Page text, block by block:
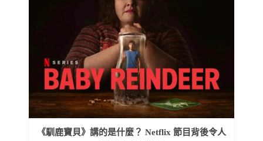
《馴鹿寶貝》講的是什麼？ Netflix 節目背後令人